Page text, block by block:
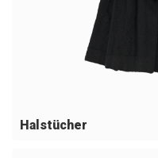
Halstücher